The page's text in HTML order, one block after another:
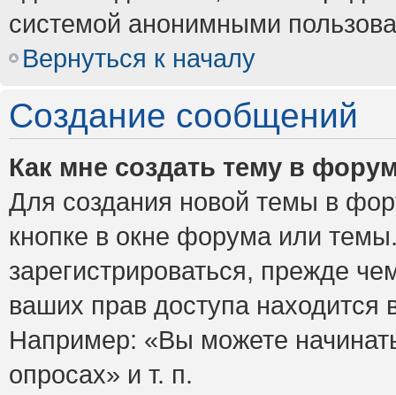
системой анонимными
Вернуться к началу
Создание сообщений
Как мне создать тему в
Для создания новой темы в
кнопке в окне форума или
зарегистрироваться, прежде
ваших прав доступа
Например: «Вы можете
опросах» и т. п.